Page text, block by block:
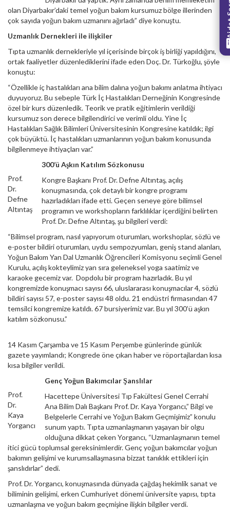
olan Diyarbakır’daki temel yoğun bakım kursumuz bölge illerinden
çok sayıda yoğun bakım uzmanını ağırladı” diye konuştu.
Uzmanlık Dernekleri ile ilişkiler
Tıpta uzmanlık dernekleriyle yıl içerisinde birçok iş birliği yapıldığını,
ortak faaliyetler düzenlediklerini ifade eden Doç. Dr. Türkoğlu, şöyle
konuştu:
“Özellikle iç hastalıkları ana bilim dalına yoğun bakımı anlatma ihtiyacı
duyuyoruz. Bu sebeple Türk İç Hastalıkları Derneğinin Kongresinde
özel bir kurs düzenledik. Teorik ve pratik eğitimlerin verildiği
kursumuz son derece bilgilendirici ve verimli oldu. Yine İç
Hastalıkları Sağlık Bilimleri Üniversitesinin Kongresine katıldık; ilgi
çok büyüktü. İç hastalıkları uzmanlarının yoğun bakım konusunda
bilgilenmeye ihtiyaçları var.”
Prof.
Dr.
Defne
Altıntaş
300’ü Aşkın Katılım Sözkonusu
Kongre Başkanı Prof. Dr. Defne Altıntaş, açılış
konuşmasında, çok detaylı bir kongre programı
hazırladıkları ifade etti. Geçen seneye göre bilimsel
programın ve workshopların farklılıklar içerdiğini belirten
Prof. Dr. Defne Altıntaş, şu bilgileri verdi:
“Bilimsel program, nasıl yapıyorum oturumları, workshoplar, sözlü ve
e-poster bildiri oturumları, uydu sempozyumları, geniş stand alanları,
Yoğun Bakım Yan Dal Uzmanlık Öğrencileri Komisyonu seçimli Genel
Kurulu, açılış kokteylimiz yan sıra geleneksel yoga saatimiz ve
karaoke gecemiz var. Dopdolu bir program hazırladık. Bu yıl
kongremizde konuşmacı sayısı 66, uluslararası konuşmacılar 4, sözlü
bildiri sayısı 57, e-poster sayısı 48 oldu. 21 endüstri firmasından 47
temsilci kongremize katıldı. 67 bursiyerimiz var. Bu yıl 300’ü aşkın
katılım sözkonusu.”
14 Kasım Çarşamba ve 15 Kasım Perşembe günlerinde günlük
gazete yayımlandı; Kongrede öne çıkan haber ve röportajlardan kısa
kısa bilgiler verildi.
Prof.
Dr.
Kaya
Yorgancı
Genç Yoğun Bakımcılar Şanslılar
Hacettepe Üniversitesi Tıp Fakültesi Genel Cerrahi
Ana Bilim Dalı Başkanı Prof. Dr. Kaya Yorgancı,” Bilgi ve
Belgelerle Cerrahi ve Yoğun Bakım Geçmişimiz” konulu
sunum yaptı. Tıpta uzmanlaşmanın yaşayan bir olgu
olduğuna dikkat çeken Yorgancı, “Uzmanlaşmanın temel
itici gücü toplumsal gereksinimlerdir. Genç yoğun bakımcılar yoğun
bakımın gelişimi ve kurumsallaşmasına bizzat tanıklık ettikleri için
şanslıdırlar” dedi.
Prof. Dr. Yorgancı, konuşmasında dünyada çağdaş hekimlik sanat ve
biliminin gelişimi, erken Cumhuriyet dönemi üniversite yapısı, tıpta
uzmanlaşma ve yoğun bakım geçmişine ilişkin bilgiler verdi.